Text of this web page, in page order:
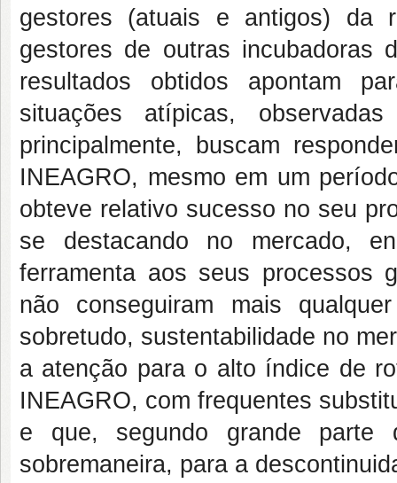
gestores (atuais e antigos) da
gestores de outras
resultados obtidos apontam
situações atípicas,
principalmente, buscam
INEAGRO, mesmo em um
obteve relativo sucesso no seu
se destacando no mercado,
ferramenta aos seus processos
não conseguiram mais
sobretudo, sustentabilidade no
a atenção para o alto índice de
INEAGRO, com frequentes
e que, segundo grande parte
sobremaneira, para a